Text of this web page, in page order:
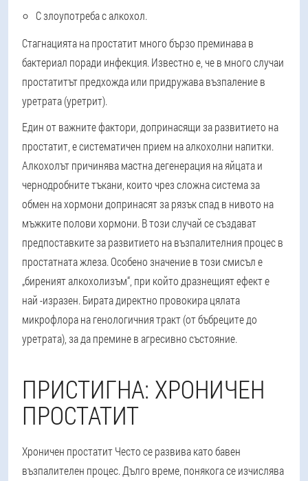
С злоупотреба с алкохол.
Стагнацията на простатит много бързо преминава в
бактериал поради инфекция. Известно е, че в много случаи
простатитът предхожда или придружававъзпаление в
уретрата(уретрит).
Един от важните фактори, допринасящи за развитието на
простатит, е систематичен прием на алкохолни напитки.
Алкохолът причинява мастна дегенерация на яйцата и
чернодробните тъкани, които чрез сложна система за
обмен на хормони допринасят за рязък спад в нивото на
мъжките полови хормони. В този случай се създават
предпоставките за развитието на възпалителния процес в
простатната жлеза. Особено значение в този смисъл е
„биреният алкохолизъм“, при който дразнещият ефект е
най -изразен. Бирата директно провокира цялата
микрофлора на генологичния тракт (от бъбреците до
уретрата), за да премине в агресивно състояние.
ПРИСТИГНА: ХРОНИЧЕН
ПРОСТАТИТ
Хроничен простатитЧесто се развива като бавен
възпалителен процес. Дълго време, понякога се изчислява